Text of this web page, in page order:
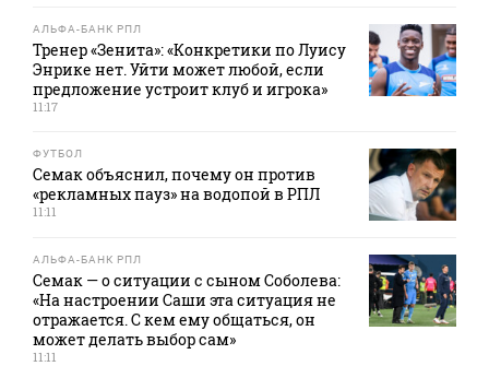
АЛЬФА-БАНК РПЛ
Тренер «Зенита»: «Конкретики по Луису
Энрике нет. Уйти может любой, если
предложение устроит клуб и игрока»
11:17
ФУТБОЛ
Семак объяснил, почему он против
«рекламных пауз» на водопой в РПЛ
11:11
АЛЬФА-БАНК РПЛ
Семак — о ситуации с сыном Соболева:
«На настроении Саши эта ситуация не
отражается. С кем ему общаться, он
может делать выбор сам»
11:11